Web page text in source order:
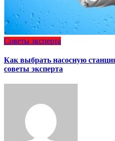
Советы эксперта
Как выбрать насосную
советы эксперта